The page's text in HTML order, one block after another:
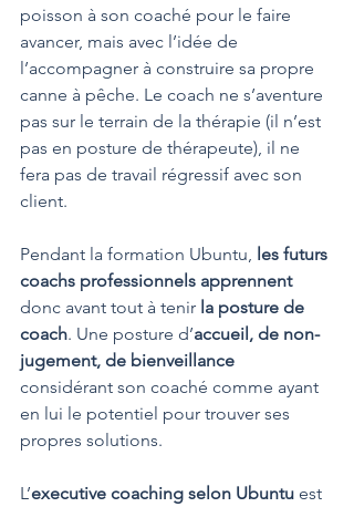
poisson à son coaché pour le faire
avancer, mais avec l’idée de
l’accompagner à construire sa propre
canne à pêche. Le coach ne s’aventure
pas sur le terrain de la thérapie (il n’est
pas en posture de thérapeute), il ne
fera pas de travail régressif avec son
client.
Pendant la formation Ubuntu, les futurs
coachs professionnels apprennent
donc avant tout à tenir la posture de
coach. Une posture d’accueil, de non-
jugement, de bienveillance
considérant son coaché comme ayant
en lui le potentiel pour trouver ses
propres solutions.
L’executive coaching selon Ubuntu est